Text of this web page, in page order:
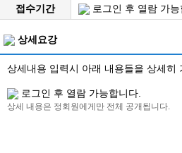
접수기간 로그인 후 열람 가능
상세요강
상세내용 입력시 아래 내용들을 상세히
로그인 후 열람 가능합니다.
상세 내용은 정회원에게만 전체 공개됩니다.